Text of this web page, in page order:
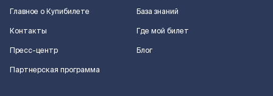
Главное о Купибилете
Контакты
Пресс-центр
Партнерская программа
База знаний
Где мой билет
Блог